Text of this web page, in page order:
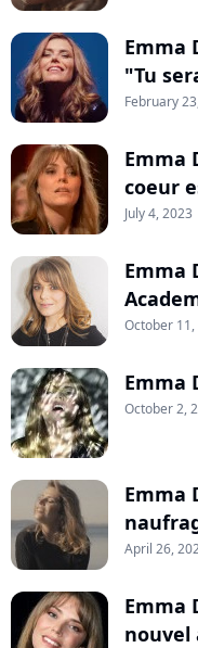
Emma
"Tu
February
Emma
coeur
July 4, 2023
Emma
October
Emma
October 2,
Emma
April 26,
Emma
nouvel